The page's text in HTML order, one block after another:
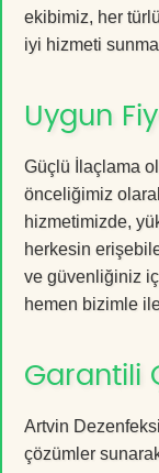
ekibimiz, her
iyi hizmeti
Uygun
Güçlü İlaçlama
önceliğimiz
hizmetimizde,
herkesin
ve güvenliğiniz
hemen bizimle
Garantili
Artvin
çözümler